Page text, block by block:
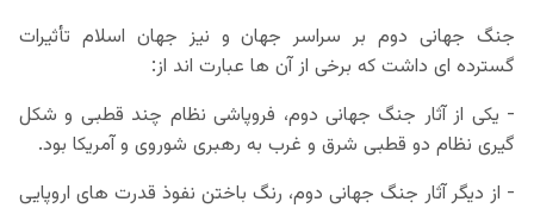
جنگ جهانی دوم بر سراسر جهان و نیز جهان اسلام تأثیرات
گسترده ای داشت که برخی از آن ها عبارت اند از:
- یکی از آثار جنگ جهانی دوم، فروپاشی نظام چند قطبی و شکل
گیری نظام دو قطبی شرق و غرب به رهبری شوروی و آمریکا بود.
- از دیگر آثار جنگ جهانی دوم، رنگ باختن نفوذ قدرت های اروپایی